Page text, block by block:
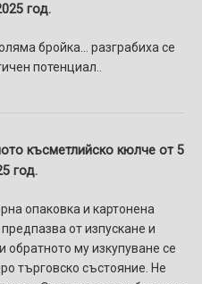
год.
бройка... разграбиха се
потенциал..
късметлийско кюлче от 5
год.
опаковка и картонена
от изпускане и
обратното му изкупуване се
търговско състояние. Не